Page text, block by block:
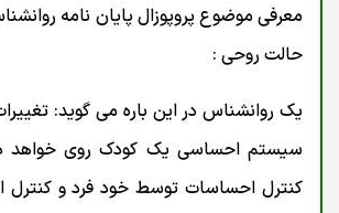
معرفی موضوع پروپوزال پایان نامه
حالت روحی :
یک روانشناس در این باره می گوید:
سیستم احساسی یک کودک روی خواهد
کنترل احساسات توسط خود فرد و کنترل